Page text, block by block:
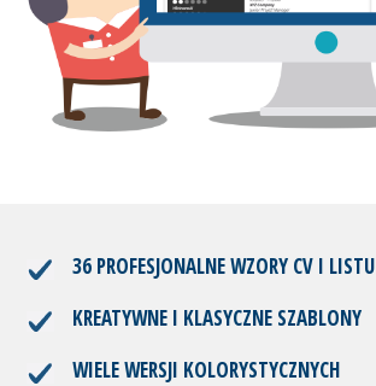
36 PROFESJONALNE WZORY CV I LISTU
KREATYWNE I KLASYCZNE SZABLONY
WIELE WERSJI KOLORYSTYCZNYCH